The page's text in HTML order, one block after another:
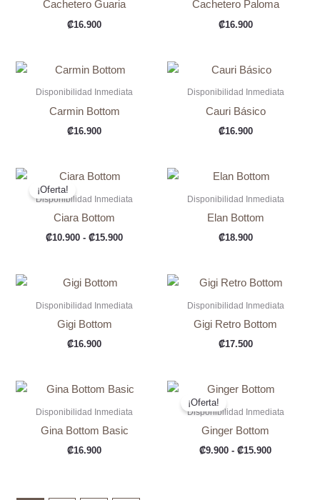
Cachetero Guaria
₡16.900
Cachetero Paloma
₡16.900
Disponibilidad Inmediata
Carmin Bottom
₡16.900
Disponibilidad Inmediata
Cauri Básico
₡16.900
¡Oferta!
Disponibilidad Inmediata
Ciara Bottom
₡10.900 - ₡15.900Rango
₡15.900
Disponibilidad Inmediata
Elan Bottom
₡18.900
Disponibilidad Inmediata
Gigi Bottom
₡16.900
Disponibilidad Inmediata
Gigi Retro Bottom
₡17.500
Disponibilidad Inmediata
Gina Bottom Basic
₡16.900
¡Oferta!
Disponibilidad Inmediata
Ginger Bottom
₡9.900 - ₡15.900Rango